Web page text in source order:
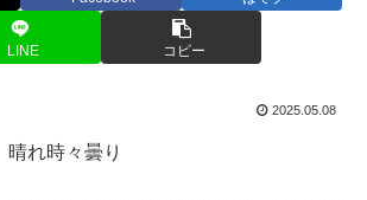
LINE コピー
2025.05.08
れ時々曇り